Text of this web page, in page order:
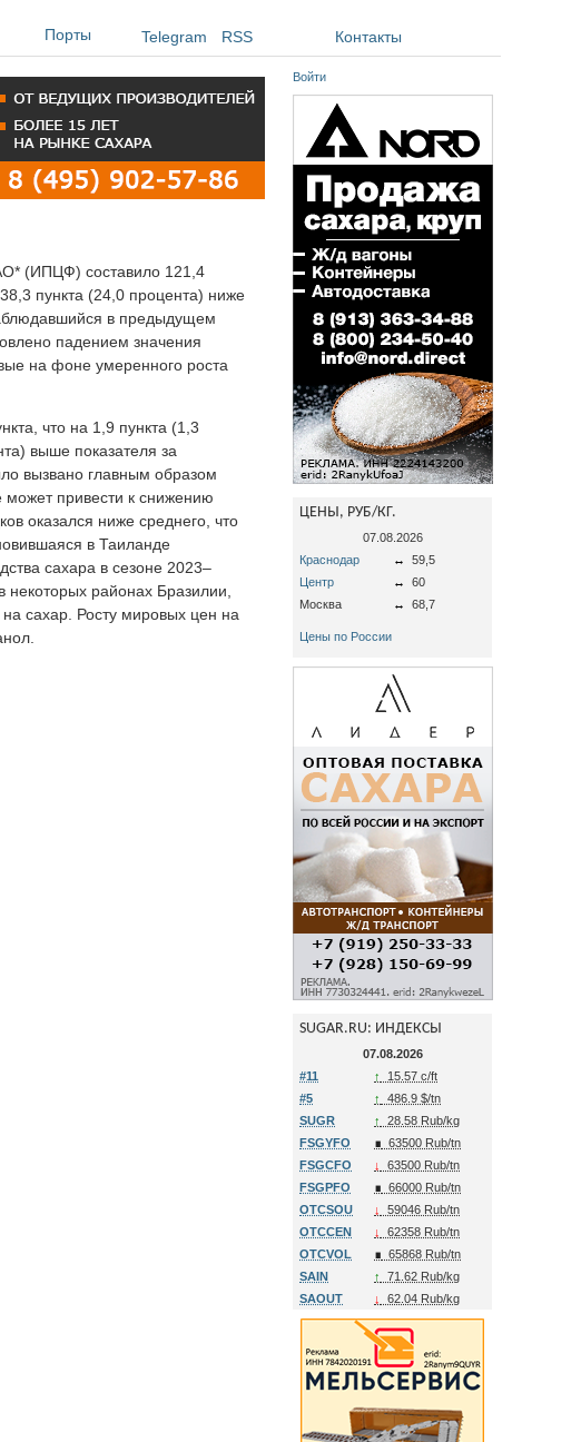
Порты Telegram RSS Контакты
(ИПЦФ) составило 121,4
пункта (24,0 процента) ниже
в предыдущем
падением значения
на фоне умеренного роста
что на 1,9 пункта (1,3
выше показателя за
вызвано главным образом
может привести к снижению
оказался ниже среднего, что
в Таиланде
сахара в сезоне 2023–
районах Бразилии,
сахар. Росту мировых цен на
Войти
ЦЕНЫ, РУБ/КГ.
07.08.2026
Краснодар
↔
59,5
Центр
↔
60
Москва
↔ 68,7
Цены по России
SUGAR.RU: ИНДЕКСЫ
07.08.2026
#11
↑
15.57 c/ft
#5
↑
486.9 $/tn
SUGR
↑
28.58 Rub/kg
FSGYFO
∎ 63500 Rub/tn
FSGCFO
↓
63500 Rub/tn
FSGPFO
∎ 66000 Rub/tn
OTCSOU
↓
59046 Rub/tn
OTCCEN
↓
62358 Rub/tn
OTCVOL
∎ 65868 Rub/tn
SAIN
↑
71.62 Rub/kg
SAOUT
↓ 62.04 Rub/kg